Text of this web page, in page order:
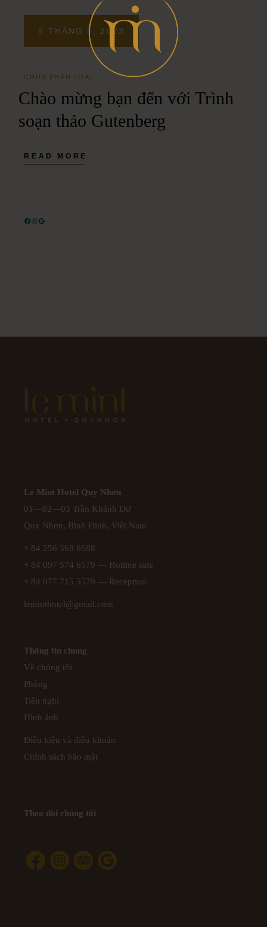
5 THÁNG 5, 2023
CHƯA PHÂN LOẠI
Chào mừng bạn đến với Trình
soạn thảo Gutenberg
READ MORE
FACEBOOK
INSTAGRAM
GOOGLE
Le Mint Hotel Quy Nhơn
01—02—03 Trần Khánh Dư
Quy Nhơn, Bình Định, Việt Nam
+ 84 256 368 6688
+ 84 097 574 6579 — Hotline sale
+ 84 077 715 5579 — Reception
leminthotel@gmail.com
Thông tin chung
Về chúng tôi
Phòng
Tiện nghi
Hình ảnh
Điều kiện và điều khoản
Chính sách bảo mật
Theo dõi chúng tôi